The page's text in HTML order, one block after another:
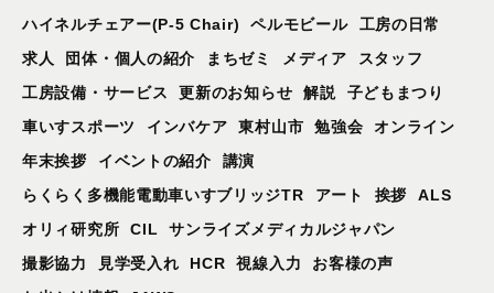
ハイネルチェアー(P-5 Chair)
ペルモビール
工房の日常
求人
団体・個人の紹介 まちゼミ メディア
スタッフ
工房設備・サービス
更新のお知らせ 解説
子どもまつり
車いすスポーツ
インバケア 東村山市 勉強会
オンライン
年末挨拶
イベントの紹介
講演
らくらく多機能電動車いすブリッジTR
アート 挨拶
ALS
オリィ研究所
CIL
サンライズメディカルジャパン
撮影協力
見学受入れ HCR 視線入力
お客様の声